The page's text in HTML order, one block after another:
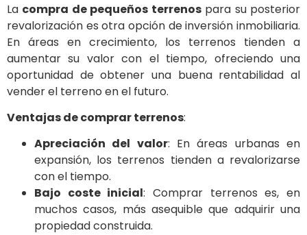
La compra de pequeños terrenospara su posterior
revalorización es otra opción de inversión inmobiliaria.
En áreas en crecimiento, los terrenos tienden a
aumentar su valor con el tiempo, ofreciendo una
oportunidad de obtener una buena rentabilidad al
vender el terreno en el futuro.
Ventajas de comprar terrenos:
Apreciación del valor: En áreas urbanas en
expansión, los terrenos tienden a revalorizarse
con el tiempo.
Bajo coste inicial: Comprar terrenos es, en
muchos casos, más asequible que adquirir una
propiedad construida.